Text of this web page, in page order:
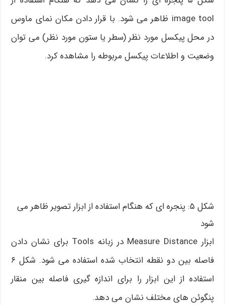
image tool ظاهر می شود. با قرار دادن مکان نمای ماوس
در محل پیکسل مورد نظر (سطر یا ستون مورد نظر) می توان
وضعیت و اطلاعات پیکسل مربوطه را مشاهده کرد.
شکل ۵: پنجره ای که هنگام استفاده از ابزار تصویر ظاهر می
شود
ابزار Measure Distance در زبانه Tools برای نشان دادن
فاصله بین دو نقطه انتخاب شده استفاده می شود. شکل ۶
استفاده از این ابزار را برای اندازه گیری فاصله بین منقار
پنگوئن های مختلف نشان می دهد.